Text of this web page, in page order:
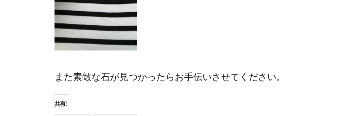
また素敵な石が見つかったらお手伝いさせてください。
共有: